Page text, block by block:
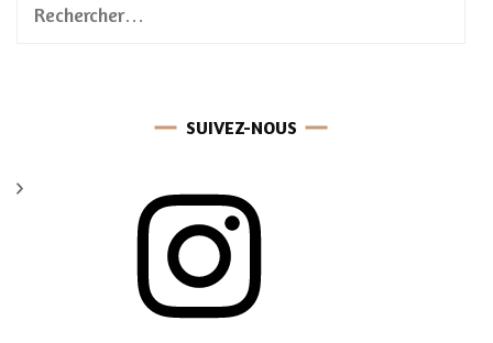
Rechercher :
SUIVEZ-NOUS